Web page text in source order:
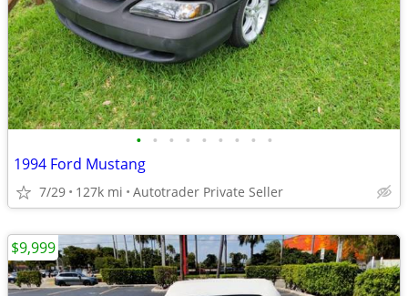
• • • • • • • • •
1994 Ford Mustang
7/29 127k mi Autotrader Private Seller
$9,999